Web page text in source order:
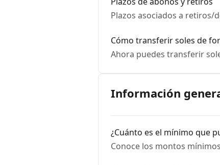
Plazos asociados a retiros/
Cómo transferir soles de
Ahora puedes transferir
Información
¿Cuánto es el mínimo que
Conoce los montos